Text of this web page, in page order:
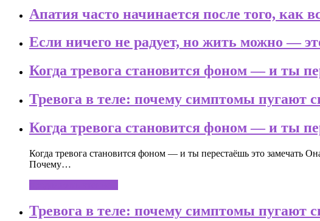
Апатия часто начинается после того, как
Если ничего не радует, но жить можно —
Когда тревога становится фоном — и ты
Тревога в теле: почему симптомы пугают
Когда тревога становится фоном — и ты
Когда тревога становится фоном — и ты перестаёшь это замечать
Почему…
Тревога в теле: почему симптомы пугают